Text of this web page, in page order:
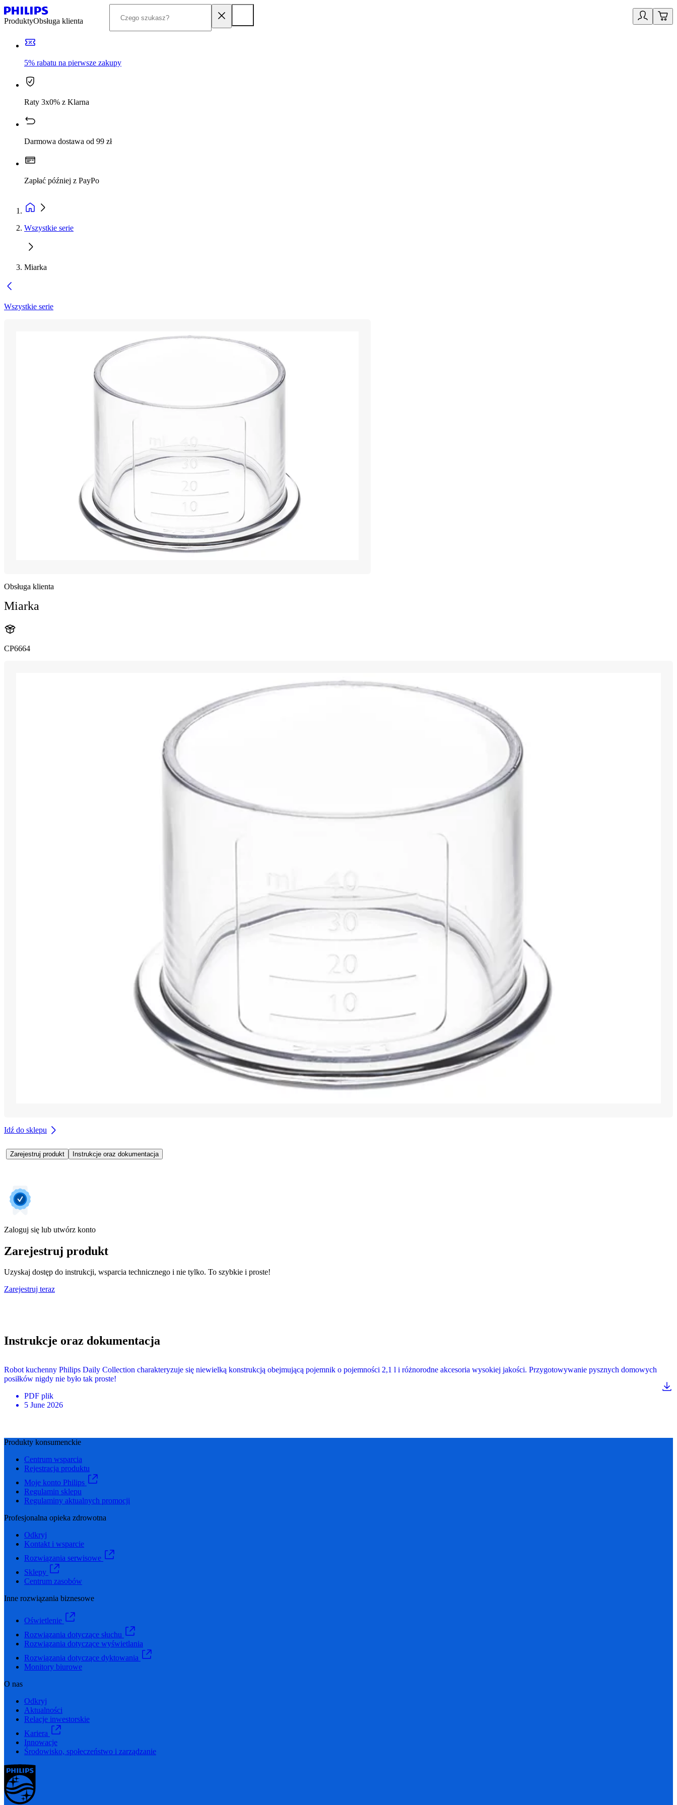
ProduktyObsługa klienta
5% rabatu na pierwsze zakupy
Raty 3x0% z Klarna
Darmowa dostawa od 99 zł
Zapłać później z PayPo
Wszystkie serie
Miarka
Wszystkie serie
Obsługa klienta
Miarka
CP6664
Idź do sklepu
Zarejestruj produkt Instrukcje oraz dokumentacja
Zaloguj się lub utwórz konto
Zarejestruj produkt
Uzyskaj dostęp do instrukcji, wsparcia technicznego i nie tylko. To szybkie i proste!
Zarejestruj teraz
Instrukcje oraz dokumentacja
Robot kuchenny Philips Daily Collection charakteryzuje się niewielką konstrukcją obejmującą pojemnik o pojemności 2,1 l i różnorodne akcesoria wysokiej jakości. Przygotowywanie pysznych domowych
posiłków nigdy nie było tak proste!
PDF plik
5 June 2026
Produkty konsumenckie
Centrum wsparcia
Rejestracja produktu
Moje konto Philips
Regulamin sklepu
Regulaminy aktualnych promocji
Profesjonalna opieka zdrowotna
Odkryj
Kontakt i wsparcie
Rozwiązania serwisowe
Sklepy
Centrum zasobów
Inne rozwiązania biznesowe
Oświetlenie
Rozwiązania dotyczące słuchu
Rozwiązania dotyczące wyświetlania
Rozwiązania dotyczące dyktowania
Monitory biurowe
O nas
Odkryj
Aktualności
Relacje inwestorskie
Kariera
Innowacje
Środowisko, społeczeństwo i zarządzanie